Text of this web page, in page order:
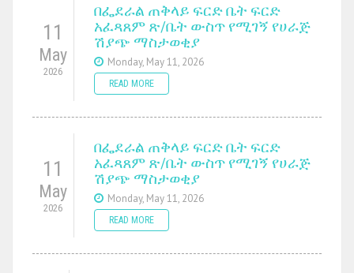
11
May
2026
በፌደራል ጠቅላይ ፍርድ ቤት ፍርድ
አፈጻጸም ጽ/ቤት ውስጥ የሚገኝ የሀራጅ
ሽያጭ ማስታወቂያ
Monday, May 11, 2026
READ MORE
11
May
2026
በፌደራል ጠቅላይ ፍርድ ቤት ፍርድ
አፈጻጸም ጽ/ቤት ውስጥ የሚገኝ የሀራጅ
ሽያጭ ማስታወቂያ
Monday, May 11, 2026
READ MORE